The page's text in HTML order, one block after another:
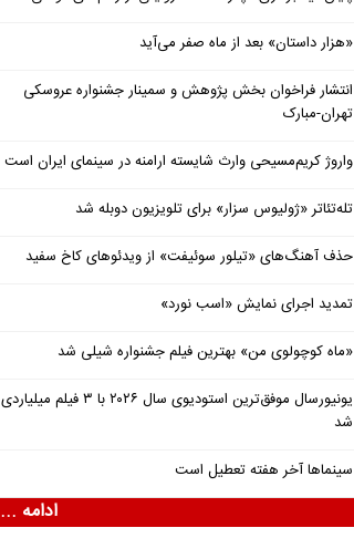
«هزار داستان» بعد از ماه صفر می‌آید
انتشار فراخوان بخش پژوهش و سمینار جشنواره عروسکی
تهران-مبارک
واروژ کریم‌مسیحی وارث شایسته ارامنه در سینمای ایران است
تله‌تئاتر «ژولیوس سزار» برای تلویزیون دوبله شد
حذف آهنگ‌های «تیلور سوئیفت» از ویدئوهای کاخ سفید
تمدید اجرای نمایش «اسب نورد»
«ماه کوچولوی من» بهترین فیلم جشنواره شیلی شد
یونیورسال موفق‌ترین استودیوی سال ۲۰۲۶ با ۳ فیلم میلیاردی
شد
سینماها آخر هفته تعطیل است
ادامه ...